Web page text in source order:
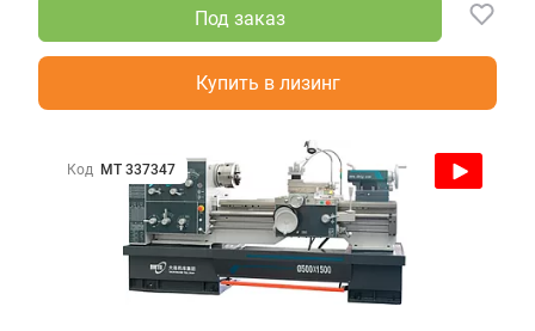
Под заказ
Купить в лизинг
Код МТ 337347